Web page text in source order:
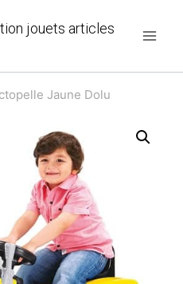
jouets articles
Jaune Dolu